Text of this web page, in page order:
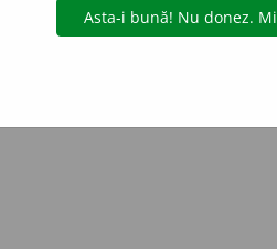
Copyright © 2004-2026 dexonline
de pe acest site, inclusiv prin orice
prealabil scris, cu excepția seturilor de